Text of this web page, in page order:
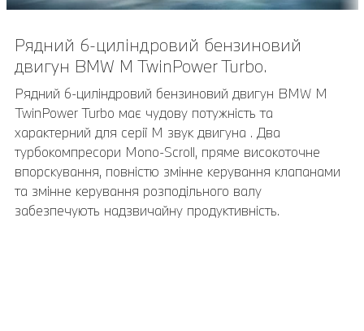
Рядний 6-циліндровий бензиновий
двигун BMW M TwinPower Turbo.
Рядний 6-циліндровий бензиновий двигун BMW M
TwinPower Turbo має чудову потужність та
характерний для серії М звук двигуна . Два
турбокомпресори Mono-Scroll, пряме високоточне
впорскування, повністю змінне керування клапанами
та змінне керування розподільного валу
забезпечують надзвичайну продуктивність.
Дизайн бічної частини.
Завдяки чітко розрахованим пропорціям та
характерній чотиридверній конструкції седана:
передня частина, салон та задня частина, формально
та впізнавано розділені — силует BMW M3
Competition Седан створює динамічний та спритний
вигляд. Чорний дах з вуглецевого волокна та,
натхненна автоспортом, аеродинамічно оптимізована
зона порогів притискають корпус автомобіля ще